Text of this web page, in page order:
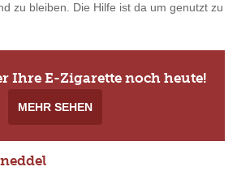
zu bleiben. Die Hilfe ist da um genutzt zu
Ihre E-Zigarette noch heute!
MEHR SEHEN